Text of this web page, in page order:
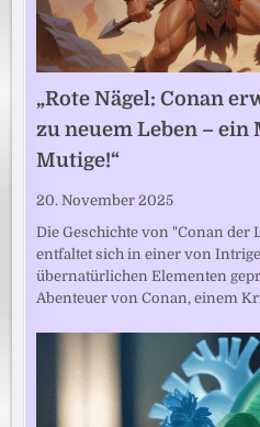
„Rote Nägel: Conan
zu neuem Leben – ein
Mutige!“
20. November 2025
Die Geschichte von "Conan der
entfaltet sich in einer von
übernatürlichen Elementen
Abenteuer von Conan, einem